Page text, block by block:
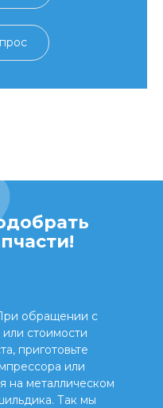
обращении с
стоимости
приготовьте
или
на металлическом
Так мы